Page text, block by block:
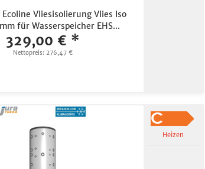
Vliesisolierung Vlies Iso
für Wasserspeicher EHS...
329,00 € *
Nettopreis: 276,47 €
Heizen